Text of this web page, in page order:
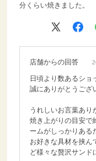
分くらい焼きました。
店舗からの回答
日頃より数あるショ
誠にありがとうござ
うれしいお言葉あり
焼き上がりの目安で
ームがしっかりある
お好きな具材を挟ん
ど様々な贅沢サンド